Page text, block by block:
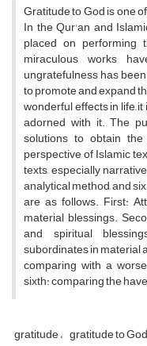
Gratitude to God is one
In the Qur'an and
placed on performing
miraculous works
ungratefulness has
to promote and expand
wonderful effects in life,
adorned with it. The
solutions to obtain
perspective of Islamic
texts, especially
analytical method, and
are as follows. First:
material blessings.
and spiritual
subordinates in material
comparing with a
sixth: comparing the
gratitude gratitude to God